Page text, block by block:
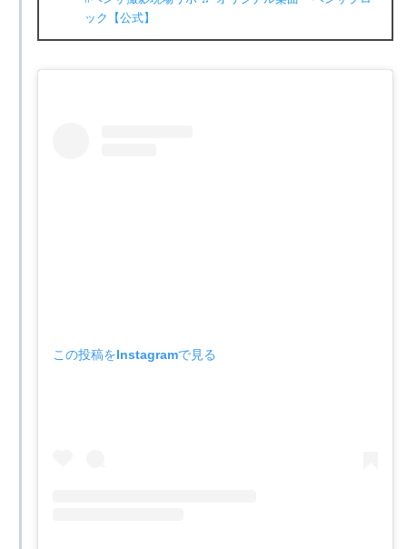
ック【公式】
この投稿をInstagramで見る